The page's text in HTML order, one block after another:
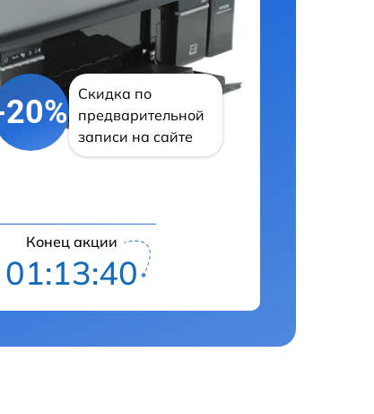
Скидка по
предварительной
записи на сайте
Конец акции
01:13:39